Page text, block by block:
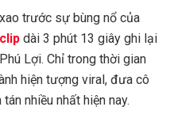
trước sự bùng nổ của
dài 3 phút 13 giây ghi lại
Lợi. Chỉ trong thời gian
hiện tượng viral, đưa cô
nhiều nhất hiện nay.